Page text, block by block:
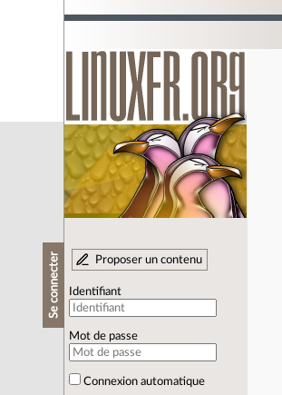
Se connecter Proposer un contenu
Identifiant
Mot de passe
Connexion automatique